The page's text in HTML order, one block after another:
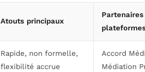
Atouts principaux
Rapide, non formelle,
flexibilité accrue
Accord
Médiation